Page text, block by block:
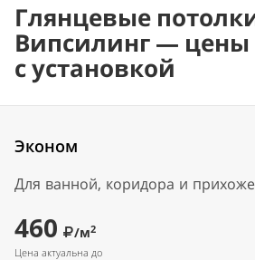
Глянцевые
Випсилинг — цены
с установкой
Эконом
Для ванной, коридора и
460 /м2
Цена актуальна до